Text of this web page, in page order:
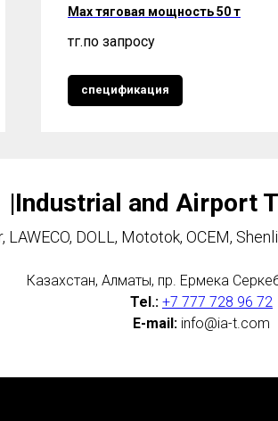
Max тяговая мощность 50 т
тңг.по запросу
спецификация
|Industrial and Airport
LAWECO, DOLL, Mototok, OCEM,
Казахстан, Алматы, пр. Ермека
Tel.: +7 777 728 96 72
E-mail: info@ia-t.com